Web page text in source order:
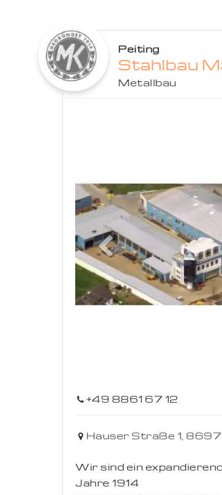
Peiting
Stahlbau
Metallbau
Previous
+49 8861 67 12
Hauser Straße 1,
Wir sind ein
Jahre 1914